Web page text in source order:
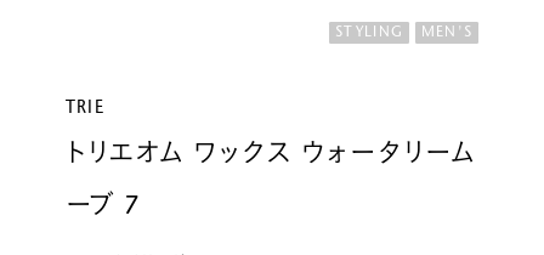
STYLING MEN'S
TRIE
トリエオム ワックス ウォータリーム
ーブ 7